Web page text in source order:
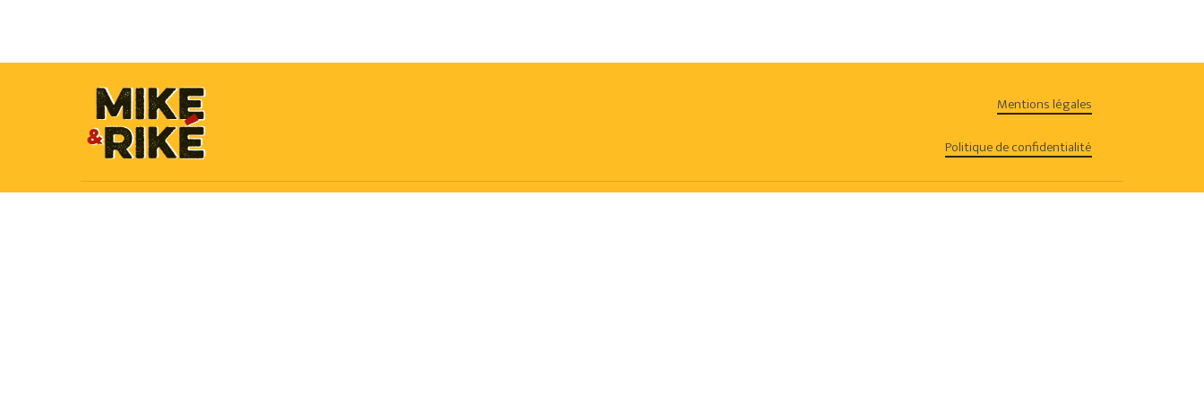
Mentions légales
Politique de confidentialité